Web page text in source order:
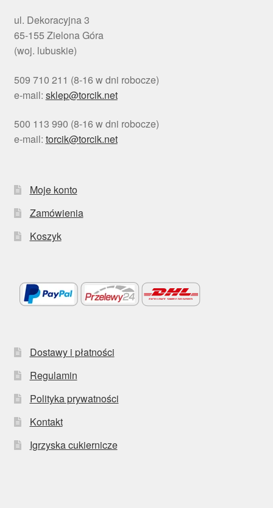
ul. Dekoracyjna 3
65-155 Zielona Góra
(woj. lubuskie)
509 710 211 (8-16 w dni robocze)
e-mail: sklep@torcik.net
500 113 990 (8-16 w dni robocze)
e-mail: torcik@torcik.net
Moje konto
Zamówienia
Koszyk
Dostawy i płatności
Regulamin
Polityka prywatności
Kontakt
Igrzyska cukiernicze